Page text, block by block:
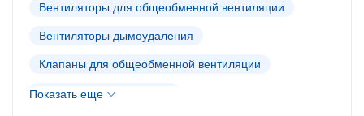
Вентиляторы для общеобменной вентиляции
Вентиляторы дымоудаления
Клапаны для общеобменной вентиляции
Клапаны дымоудаления
Показать еще